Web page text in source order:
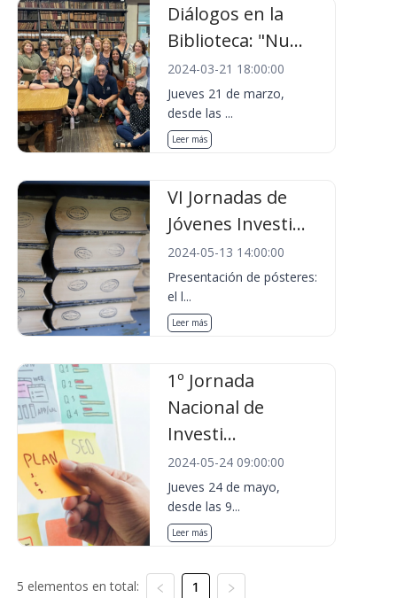
Diálogos en la
Biblioteca: "Nu...
2024-03-21 18:00:00
Jueves 21 de marzo,
desde las ...
Leer más
VI Jornadas de
Jóvenes Investi...
2024-05-13 14:00:00
Presentación de pósteres:
el l...
Leer más
1º Jornada
Nacional de
Investi...
2024-05-24 09:00:00
Jueves 24 de mayo,
desde las 9...
Leer más
5 elementos en total: 1